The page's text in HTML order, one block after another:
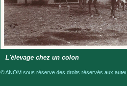
L'élevage chez un colon
© ANOM sous réserve des droits réservés aux